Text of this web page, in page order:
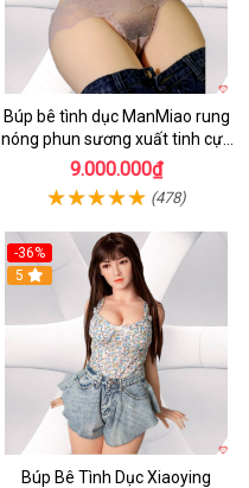
Búp bê tình dục ManMiao rung
nóng phun sương xuất tinh cực
phê
9.000.000₫
(478)
-36%
5
Búp Bê Tình Dục Xiaoying